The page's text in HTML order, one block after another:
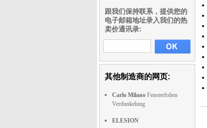
跟我们保持联系，提供您的
电子邮箱地址录入我们的热
卖价通讯录:
其他制造商的网页:
Carlo Milano Fensterfolien
Verdunkelung
ELESION